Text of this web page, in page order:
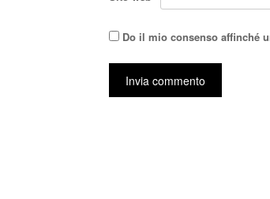
Do il mio consenso affinché